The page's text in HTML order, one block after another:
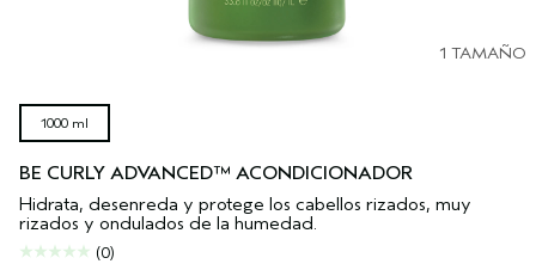
1 TAMAÑO
1000 ml
BE CURLY ADVANCED™ ACONDICIONADOR
Hidrata, desenreda y protege los cabellos rizados, muy
rizados y ondulados de la humedad.
(0)